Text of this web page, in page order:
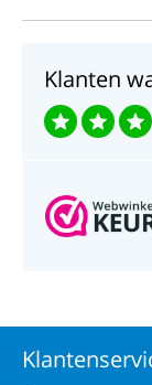
Klanten